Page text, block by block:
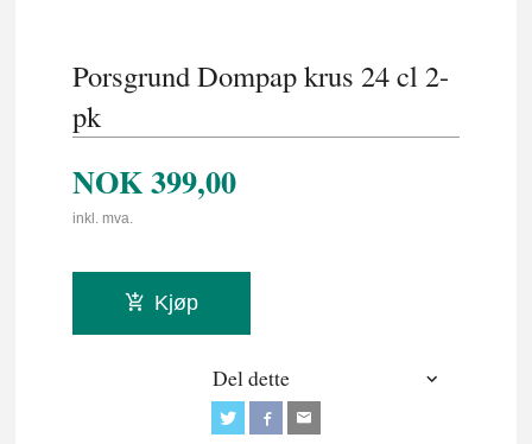
Porsgrund Dompap krus 24 cl 2-
pk
NOK399,00
inkl. mva.
Kjøp
Del dette